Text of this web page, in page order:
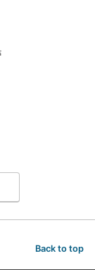
Back to top